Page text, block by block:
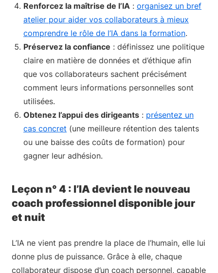
Renforcez la maîtrise de l’IA : organisez un bref
atelier pour aider vos collaborateurs à mieux
comprendre le rôle de l’IA dans la formation.
Préservez la confiance : définissez une politique
claire en matière de données et d’éthique afin
que vos collaborateurs sachent précisément
comment leurs informations personnelles sont
utilisées.
Obtenez l’appui des dirigeants : présentez un
cas concret (une meilleure rétention des talents
ou une baisse des coûts de formation) pour
gagner leur adhésion.
Leçon n° 4 : l’IA devient le nouveau
coach professionnel disponible jour
et nuit
L’IA ne vient pas prendre la place de l’humain, elle lui
donne plus de puissance. Grâce à elle, chaque
collaborateur dispose d’un coach personnel, capable